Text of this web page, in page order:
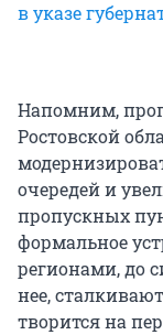
в указе
Напомним,
Ростовской
очередей и
пропускных
формальное
регионами, до
нее,
творится на